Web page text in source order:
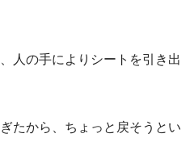
人の手によりシートを引き出
たから、ちょっと戻そうとい